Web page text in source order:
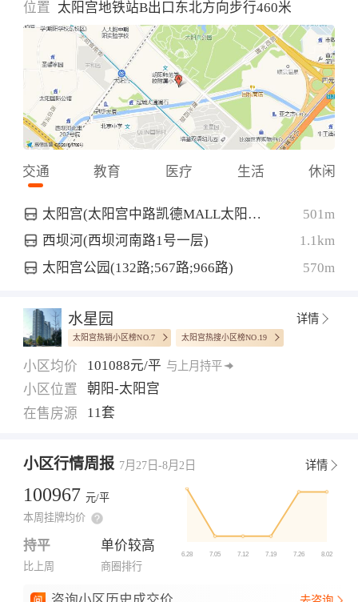
位置 太阳宫地铁站B出口东北方向步行460米
交通 教育 医疗 生活 休闲
太阳宫(太阳宫中路凯德MALL太阳宫店北侧约30米)
501m
西坝河(西坝河南路1号一层)
1.1km
太阳宫公园(132路;567路;966路)
570m
水星园 详情
太阳宫热销小区榜NO.7 太阳宫热搜小区榜NO.19
小区均价 101088元/平 与上月持平
小区位置
朝阳-太阳宫
在售房源
11套
小区行情周报 7月27日-8月2日 详情
100967 元/平
本周挂牌均价
持平
比上周
单价较高
商圈排行